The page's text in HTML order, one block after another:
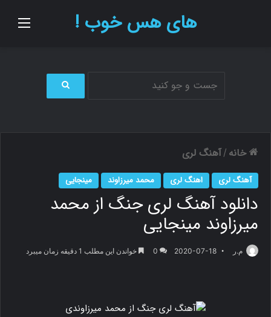
های هس خوب !
ج
ر
ا
ی
خانه / آهنگ لری
آهنگ لری اهنگ لری محمد میرزاوند مینجایی
دانلود آهنگ لری جنگ از محمد
میرزاوند مینجایی
م.ر 2020-07-18
0 خواندن این مطلب 1 دقیقه زمان میبرد